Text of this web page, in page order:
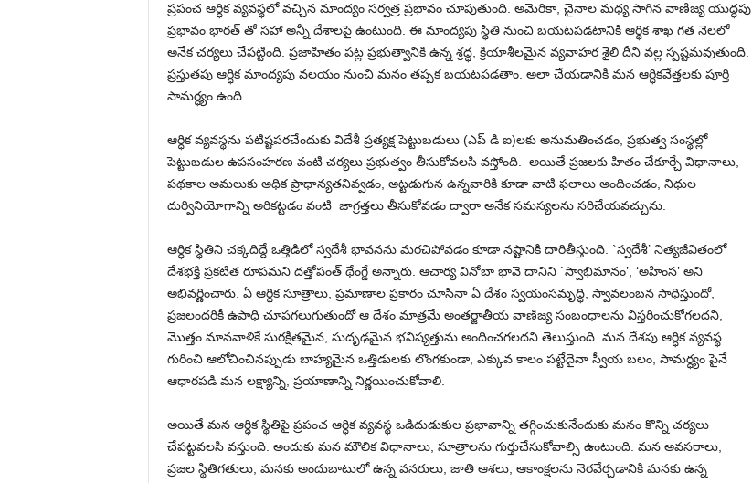
ప్రపంచ ఆర్ధిక వ్యవస్థలో వచ్చిన మాంద్యం సర్వత్ర ప్రభావం చూపుతుంది. అమెరికా, చైనాల మధ్య సాగిన వాణిజ్య యుద్ధపు
ప్రభావం భారత్ తో సహా అన్నీ దేశాలపై ఉంటుంది. ఈ మాంద్యపు స్థితి నుంచి బయటపడటానికి ఆర్ధిక శాఖ గత నెలలో
అనేక చర్యలు చేపట్టింది. ప్రజాహితం పట్ల ప్రభుత్వానికి ఉన్న శ్రద్ధ, క్రియాశీలమైన వ్యవాహర శైలి దీని వల్ల స్పష్టమవుతుంది.
ప్రస్తుతపు ఆర్ధిక మాంద్యపు వలయం నుంచి మనం తప్పక బయటపడతాం. అలా చేయడానికి మన ఆర్ధికవేత్తలకు పూర్తి
సామర్ధ్యం ఉంది.
ఆర్ధిక వ్యవస్థను పటిష్టపరచేందుకు విదేశీ ప్రత్యక్ష పెట్టుబడులు (ఎప్ డి ఐ)లకు అనుమతించడం, ప్రభుత్వ సంస్థల్లో
పెట్టుబడుల ఉపసంహరణ వంటి చర్యలు ప్రభుత్వం తీసుకోవలసి వస్తోంది. అయితే ప్రజలకు హితం చేకూర్చే విధానాలు,
పథకాల అమలుకు అధిక ప్రాధాన్యతనివ్వడం, అట్టడుగున ఉన్నవారికి కూడా వాటి ఫలాలు అందించడం, నిధుల
దుర్వినియోగాన్ని అరికట్టడం వంటి జాగ్రత్తలు తీసుకోవడం ద్వారా అనేక సమస్యలను సరిచేయవచ్చును.
ఆర్ధిక స్థితిని చక్కదిద్దే ఒత్తిడిలో స్వదేశీ భావనను మరచిపోవడం కూడా నష్టానికి దారితీస్తుంది. `స్వదేశీ’ నిత్యజీవితంలో
దేశభక్తి ప్రకటిత రూపమని దత్తోపంత్ థేంగ్డే అన్నారు. ఆచార్య వినోబా భావె దానిని `స్వాభిమానం’, ‘అహింస’ అని
అభివర్ణించారు. ఏ ఆర్ధిక సూత్రాలు, ప్రమాణాల ప్రకారం చూసినా ఏ దేశం స్వయంసమృద్ధి, స్వావలంబన సాధిస్తుందో,
ప్రజలందరికీ ఉపాధి చూపగలుగుతుందో ఆ దేశం మాత్రమే అంతర్జాతీయ వాణిజ్య సంబంధాలను విస్తరించుకోగలదని,
మొత్తం మానవాళికే సురక్షితమైన, సుదృఢమైన భవిష్యత్తును అందించగలదని తెలుస్తుంది. మన దేశపు ఆర్ధిక వ్యవస్థ
గురించి ఆలోచించినప్పుడు బాహ్యమైన ఒత్తిడులకు లొంగకుండా, ఎక్కువ కాలం పట్టేదైనా స్వీయ బలం, సామర్ధ్యం పైనే
ఆధారపడి మన లక్ష్యాన్ని, ప్రయాణాన్ని నిర్ణయించుకోవాలి.
అయితే మన ఆర్ధిక స్థితిపై ప్రపంచ ఆర్ధిక వ్యవస్థ ఒడిదుడుకుల ప్రభావాన్ని తగ్గించుకునేందుకు మనం కొన్ని చర్యలు
చేపట్టవలసి వస్తుంది. అందుకు మన మౌలిక విధానాలు, సూత్రాలను గుర్తుచేసుకోవాల్సి ఉంటుంది. మన అవసరాలు,
ప్రజల స్థితిగతులు, మనకు అందుబాటులో ఉన్న వనరులు, జాతి ఆశలు, ఆకాంక్షలను నెరవేర్చడానికి మనకు ఉన్న